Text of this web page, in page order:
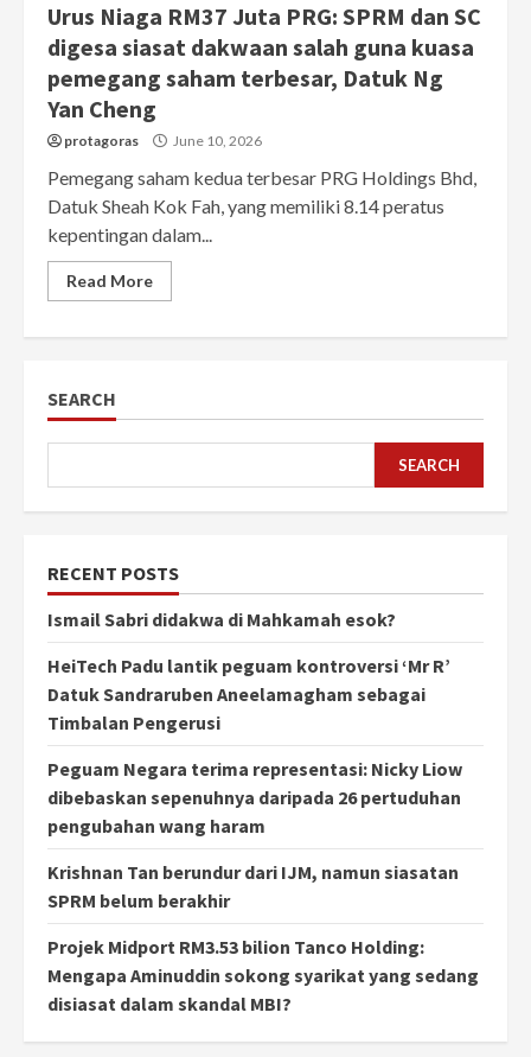
Urus Niaga RM37 Juta PRG: SPRM dan SC
digesa siasat dakwaan salah guna kuasa
pemegang saham terbesar, Datuk Ng
Yan Cheng
protagoras June 10, 2026
Pemegang saham kedua terbesar PRG Holdings Bhd,
Datuk Sheah Kok Fah, yang memiliki 8.14 peratus
kepentingan dalam...
Read More
SEARCH
SEARCH
RECENT POSTS
Ismail Sabri didakwa di Mahkamah esok?
HeiTech Padu lantik peguam kontroversi ‘Mr R’
Datuk Sandraruben Aneelamagham sebagai
Timbalan Pengerusi
Peguam Negara terima representasi: Nicky Liow
dibebaskan sepenuhnya daripada 26 pertuduhan
pengubahan wang haram
Krishnan Tan berundur dari IJM, namun siasatan
SPRM belum berakhir
Projek Midport RM3.53 bilion Tanco Holding:
Mengapa Aminuddin sokong syarikat yang sedang
disiasat dalam skandal MBI?